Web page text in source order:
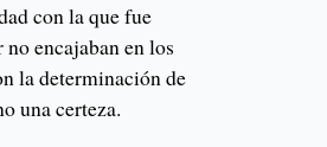
con la que fue
encajaban en los
la determinación de
una certeza.